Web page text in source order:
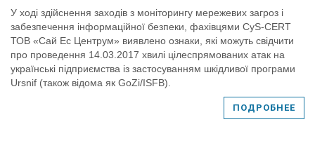
У ході здійснення заходів з моніторингу мережевих загроз і
забезпечення інформаційної безпеки, фахівцями CyS-CERT
ТОВ «Сай Ес Центрум» виявлено ознаки, які можуть свідчити
про проведення 14.03.2017 хвилі цілеспрямованих атак на
українські підприємства із застосуванням шкідливої програми
Ursnif (також відома як GoZi/ISFB).
ПОДРОБНЕЕ